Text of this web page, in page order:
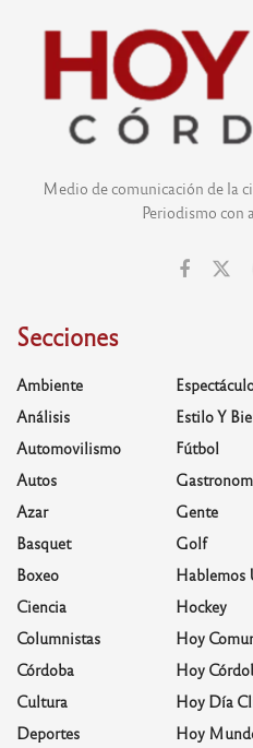
Medio de comunicación de la
Periodismo con
Secciones
Ambiente
Análisis
Automovilismo
Autos
Azar
Basquet
Boxeo
Ciencia
Columnistas
Córdoba
Cultura
Deportes
Estilo Y
Fútbol
Gente
Golf
Hablemos
Hockey
Hoy
Hoy
Hoy Día
Hoy